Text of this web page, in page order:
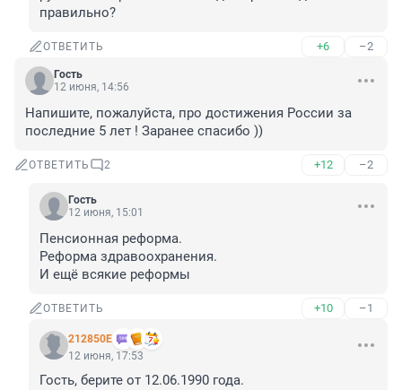
правильно?
ОТВЕТИТЬ +6 –2
Гость
12 июня, 14:56
Напишите, пожалуйста, про достижения России за
последние 5 лет ! Заранее спасибо ))
ОТВЕТИТЬ 2 +12 –2
Гость
12 июня, 15:01
Пенсионная реформа.
Реформа здравоохранения.
И ещё всякие реформы
ОТВЕТИТЬ +10 –1
212850Е
12 июня, 17:53
Гость, берите от 12.06.1990 года.